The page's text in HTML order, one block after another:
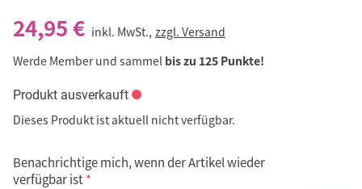
24,95 € inkl. MwSt., zzgl. Versand
Werde Member und sammel bis zu 125 Punkte!
Produkt ausverkauft
Dieses Produkt ist aktuell nicht verfügbar.
Benachrichtige mich, wenn der Artikel wieder
verfügbar ist